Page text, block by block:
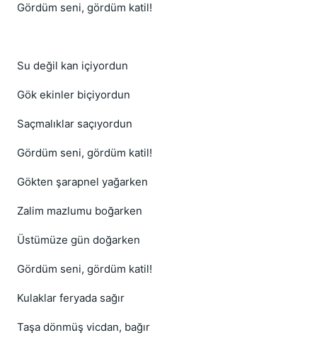
Gördüm seni, gördüm katil!
Su değil kan içiyordun
Gök ekinler biçiyordun
Saçmalıklar saçıyordun
Gördüm seni, gördüm katil!
Gökten şarapnel yağarken
Zalim mazlumu boğarken
Üstümüze gün doğarken
Gördüm seni, gördüm katil!
Kulaklar feryada sağır
Taşa dönmüş vicdan, bağır